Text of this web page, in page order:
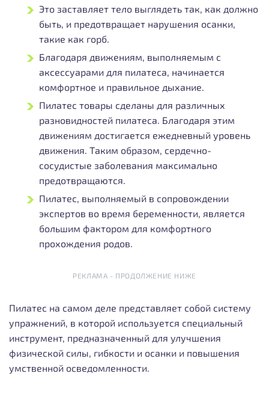
Это заставляет тело выглядеть так, как должно
быть, и предотвращает нарушения осанки,
такие как горб.
Благодаря движениям, выполняемым с
аксессуарами для пилатеса, начинается
комфортное и правильное дыхание.
Пилатес товары сделаны для различных
разновидностей пилатеса. Благодаря этим
движениям достигается ежедневный уровень
движения. Таким образом, сердечно-
сосудистые заболевания максимально
предотвращаются.
Пилатес, выполняемый в сопровождении
экспертов во время беременности, является
большим фактором для комфортного
прохождения родов.
РЕКЛАМА - ПРОДОЛЖЕНИЕ НИЖЕ
Пилатес на самом деле представляет собой систему
упражнений, в которой используется специальный
инструмент, предназначенный для улучшения
физической силы, гибкости и осанки и повышения
умственной осведомленности.